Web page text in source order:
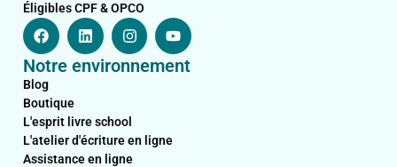
Éligibles CPF & OPCO
F
a
c
e
b
o
o
k
L
i
n
k
i
n
I
n
s
t
r
a
m
Y
o
u
t
Notre environnement
Blog
Boutique
L'esprit livre school
L'atelier d'écriture en ligne
Assistance en ligne